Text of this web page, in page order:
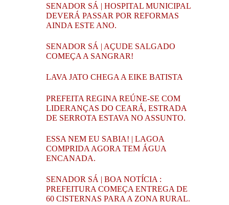
SENADOR SÁ | HOSPITAL MUNICIPAL
DEVERÁ PASSAR POR REFORMAS
AINDA ESTE ANO.
SENADOR SÁ | AÇUDE SALGADO
COMEÇA A SANGRAR!
LAVA JATO CHEGA A EIKE BATISTA
PREFEITA REGINA REÚNE-SE COM
LIDERANÇAS DO CEARÁ, ESTRADA
DE SERROTA ESTAVA NO ASSUNTO.
ESSA NEM EU SABIA! | LAGOA
COMPRIDA AGORA TEM ÁGUA
ENCANADA.
SENADOR SÁ | BOA NOTÍCIA :
PREFEITURA COMEÇA ENTREGA DE
60 CISTERNAS PARA A ZONA RURAL.